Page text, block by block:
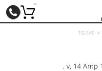
>
TG-340